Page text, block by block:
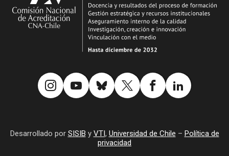
Desarrollado por SISIB y VTI, Universidad de Chile – Política de
privacidad